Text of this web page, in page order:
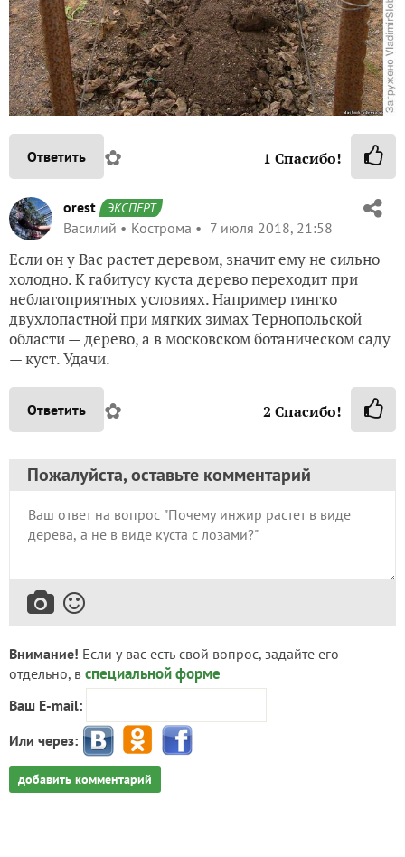
Ответить ✿ 1 Спасибо!
orest ЭКСПЕРТ
Василий Кострома 7 июля 2018, 21:58
Если он у Вас растет деревом, значит ему не сильно
холодно. К габитусу куста дерево переходит при
неблагоприятных условиях. Например гингко
двухлопастной при мягких зимах Тернопольской
области — дерево, а в московском ботаническом саду
— куст. Удачи.
Ответить ✿ 2 Спасибо!
Пожалуйста, оставьте комментарий
Внимание! Если у вас есть свой вопрос, задайте его
отдельно, в специальной форме
Ваш E-mail:
Или через:
добавить комментарий